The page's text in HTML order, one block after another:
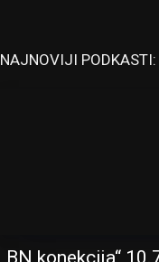
NAJNOVIJI PODKASTI:
„BN konekcija“